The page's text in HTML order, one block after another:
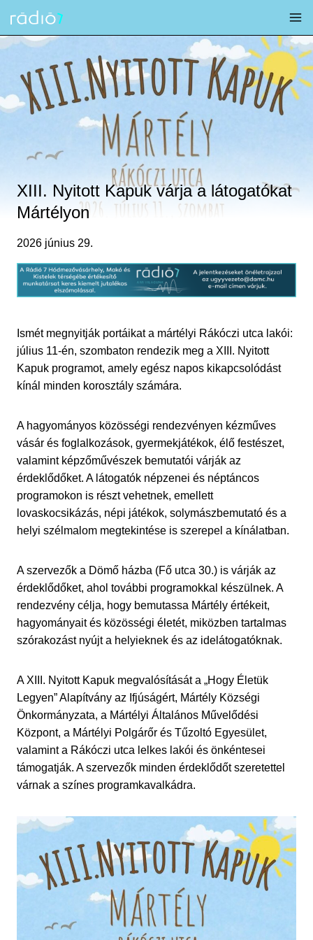
content
XIII. Nyitott Kapuk várja a látogatókat
Mártélyon
2026 június 29.
Ismét megnyitják portáikat a mártélyi Rákóczi utca lakói:
július 11-én, szombaton rendezik meg a XIII. Nyitott
Kapuk programot, amely egész napos kikapcsolódást
kínál minden korosztály számára.
A hagyományos közösségi rendezvényen kézműves
vásár és foglalkozások, gyermekjátékok, élő festészet,
valamint képzőművészek bemutatói várják az
érdeklődőket. A látogatók népzenei és néptáncos
programokon is részt vehetnek, emellett
lovaskocsikázás, népi játékok, solymászbemutató és a
helyi szélmalom megtekintése is szerepel a kínálatban.
A szervezők a Dömő házba (Fő utca 30.) is várják az
érdeklődőket, ahol további programokkal készülnek. A
rendezvény célja, hogy bemutassa Mártély értékeit,
hagyományait és közösségi életét, miközben tartalmas
szórakozást nyújt a helyieknek és az idelátogatóknak.
A XIII. Nyitott Kapuk megvalósítását a „Hogy Életük
Legyen” Alapítvány az Ifjúságért, Mártély Községi
Önkormányzata, a Mártélyi Általános Művelődési
Központ, a Mártélyi Polgárőr és Tűzoltó Egyesület,
valamint a Rákóczi utca lelkes lakói és önkéntesei
támogatják. A szervezők minden érdeklődőt szeretettel
várnak a színes programkavalkádra.